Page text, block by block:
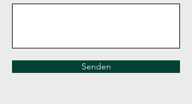
Senden